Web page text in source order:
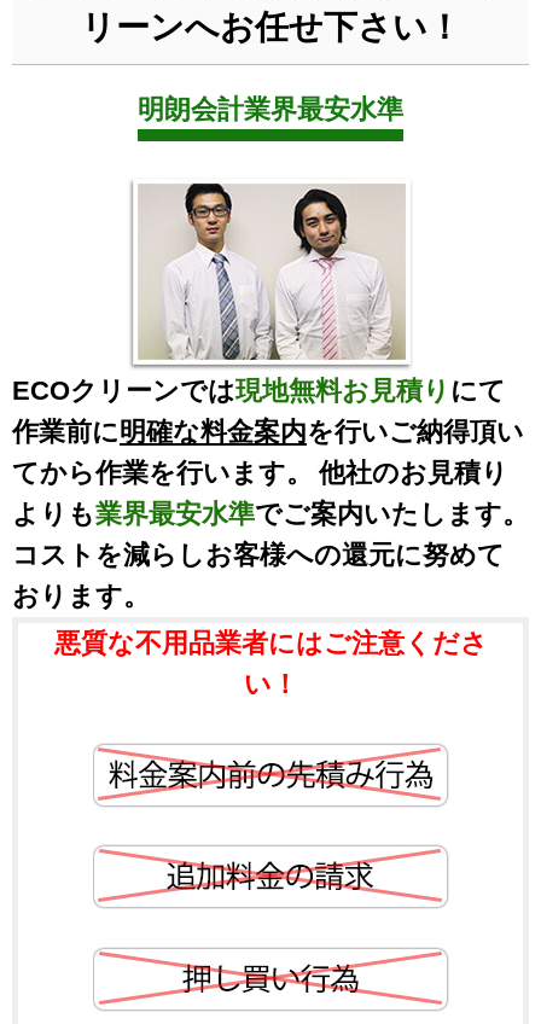
リーンへお任せ下さい！
明朗会計業界最安水準
ECOクリーンでは現地無料お見積り にて
作業前に明確な料金案内を行いご納得頂い
てから作業を行います。 他社のお見積り
よりも業界最安水準でご案内いたします。
コストを減らしお客様への還元に努めて
おります。
悪質な不用品業者にはご注意くださ
い！